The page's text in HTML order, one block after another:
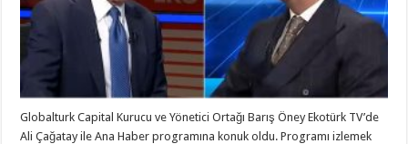
Globalturk Capital Kurucu ve Yönetici Ortağı Barış Öney Ekotürk TV’de
Ali Çağatay ile Ana Haber programına konuk oldu. Programı izlemek